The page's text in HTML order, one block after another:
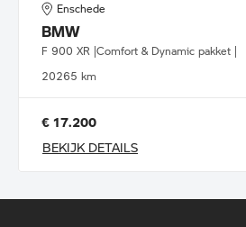
Enschede
BMW
F 900 XR |Comfort & Dynamic pakket |
20265 km
€ 17.200
BEKIJK DETAILS